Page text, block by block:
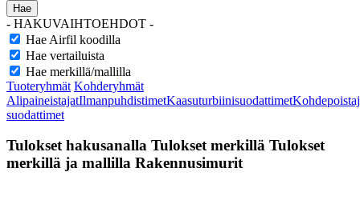
Hae
- HAKUVAIHTOEHDOT -
Hae Airfil koodilla
Hae vertailuista
Hae merkillä/mallilla
Tuoteryhmät Kohderyhmät
AlipaineistajatIlmanpuhdistimetKaasuturbiinisuodattimet
suodattimet
Tulokset hakusanalla Tulokset merkillä Tulokset
merkillä ja mallilla Rakennusimurit